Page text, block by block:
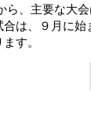
ら、主要な大
は、９月に始
す。